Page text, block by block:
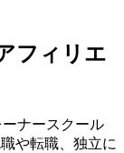
フィリエ
ナースクール
や転職、独立に